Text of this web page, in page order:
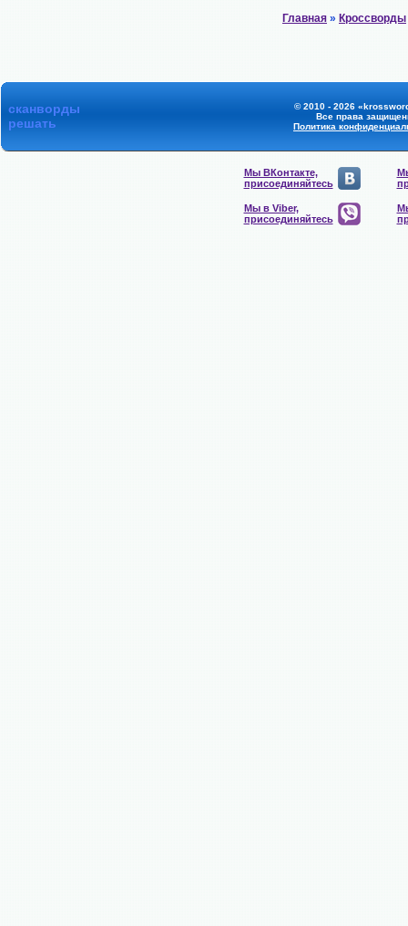
Главная » Кроссворды
сканворды
решать
© 2010 - 2026
Все права
Политика
Мы ВКонтакте,
присоединяйтесь
Мы в Viber,
присоединяйтесь